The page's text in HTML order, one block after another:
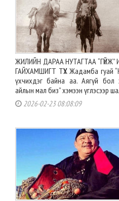
ЖИЛИЙН ДАРАА НУТАГТАА “ГҮЙЖ”
ГАЙХАМШИГТ ТҮҮХ Жадамба гуай
үхчихдэг байна аа. Аягүй бол
айлын мал биз” хэмээн үглэсээр
2026-02-23 08:08:09